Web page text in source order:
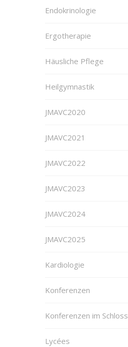
Endokrinologie
Ergotherapie
Häusliche Pflege
Heilgymnastik
JMAVC2020
JMAVC2021
JMAVC2022
JMAVC2023
JMAVC2024
JMAVC2025
Kardiologie
Konferenzen
Konferenzen im Schloss
Lycées